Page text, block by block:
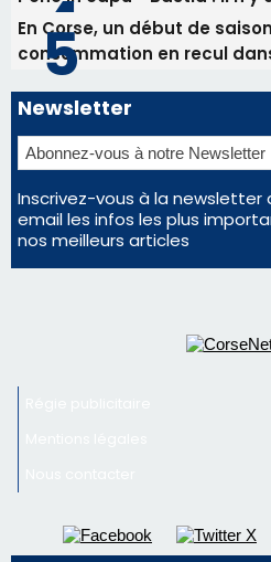
Les plus lus
Éclipse du 12 août : Où
profiter pleinement du
Satine Nomary est la
Éclipse du 12 août : la
d'un spectacle qui ne
Pene in capu - Bastia : il n'y
nos meilleurs articles